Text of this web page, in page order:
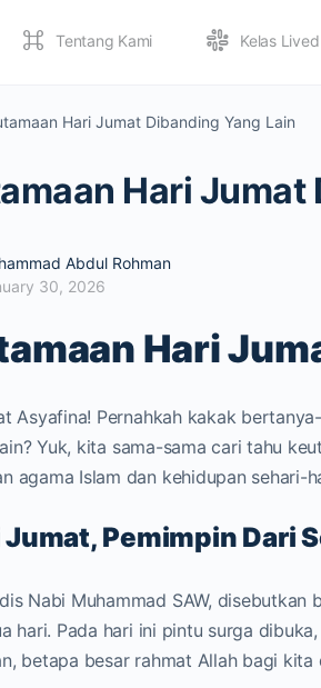
Tentang Kami Kelas Lived
Hari Jumat Dibanding Yang Lain
Hari Jumat
Abdul Rohman
30, 2026
Hari
Asyafina! Pernahkah kakak
Yuk, kita sama-sama cari tahu
agama Islam dan kehidupan sehari-
Jumat, Pemimpin Dari
Nabi Muhammad SAW,
hari. Pada hari ini pintu surga
betapa besar rahmat Allah bagi